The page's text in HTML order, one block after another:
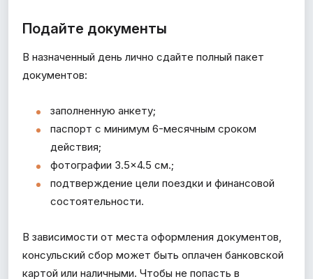
Подайте документы
В назначенный день лично сдайте полный пакет
документов:
заполненную анкету;
паспорт с минимум 6-месячным сроком
действия;
фотографии 3.5×4.5 см.;
подтверждение цели поездки и финансовой
состоятельности.
В зависимости от места оформления документов,
консульский сбор может быть оплачен банковской
картой или наличными. Чтобы не попасть в